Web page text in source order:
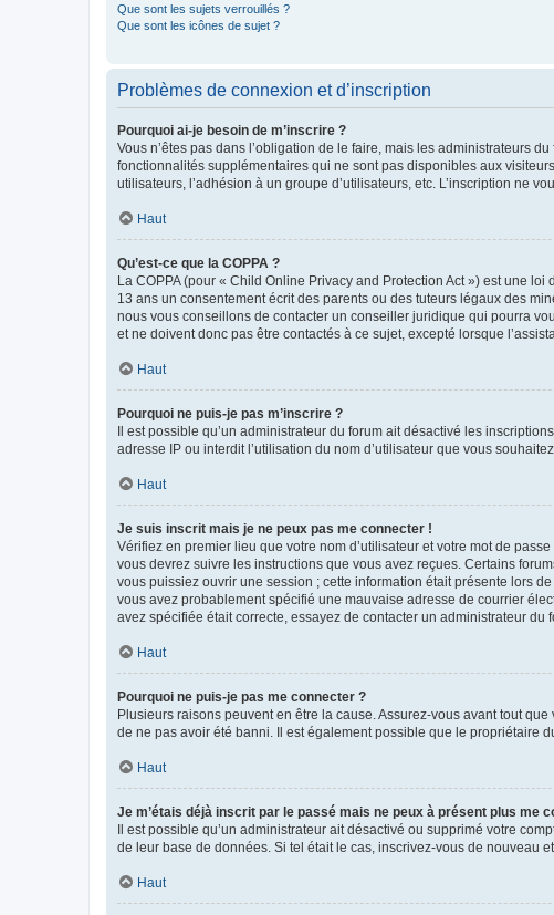
Que sont les sujets verrouillés ?
Que sont les icônes de sujet ?
Problèmes de connexion et d’inscription
Pourquoi ai-je besoin de m’inscrire ?
Vous n’êtes pas dans l’obligation de le faire, mais les administrateurs
fonctionnalités supplémentaires qui ne sont pas disponibles aux
utilisateurs, l’adhésion à un groupe d’utilisateurs, etc. L’inscription ne
Haut
Qu’est-ce que la COPPA ?
La COPPA (pour « Child Online Privacy and Protection Act ») est une
13 ans un consentement écrit des parents ou des tuteurs légaux des
nous vous conseillons de contacter un conseiller juridique qui pourra
et ne doivent donc pas être contactés à ce sujet, excepté lorsque
Haut
Pourquoi ne puis-je pas m’inscrire ?
Il est possible qu’un administrateur du forum ait désactivé les
adresse IP ou interdit l’utilisation du nom d’utilisateur que vous
Haut
Je suis inscrit mais je ne peux pas me connecter !
Vérifiez en premier lieu que votre nom d’utilisateur et votre mot de
vous devrez suivre les instructions que vous avez reçues. Certains
vous puissiez ouvrir une session ; cette information était présente lors
vous avez probablement spécifié une mauvaise adresse de courrier
avez spécifiée était correcte, essayez de contacter un administrateur du
Haut
Pourquoi ne puis-je pas me connecter ?
Plusieurs raisons peuvent en être la cause. Assurez-vous avant tout
de ne pas avoir été banni. Il est également possible que le propriétaire
Haut
Je m’étais déjà inscrit par le passé mais ne peux à présent plus me
Il est possible qu’un administrateur ait désactivé ou supprimé votre
de leur base de données. Si tel était le cas, inscrivez-vous de nouveau
Haut